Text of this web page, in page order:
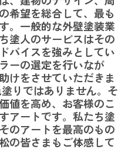
希望を総合して、最も
。一般的な外壁塗装業
塗人のサービスはその
バイスを強みとしてい
ーの選定を行いなが
けをさせていただきま
りではありません。そ
値を高め、お客様のこ
アートです。私たち塗
のアートを最高のもの
の皆さまもご体感して